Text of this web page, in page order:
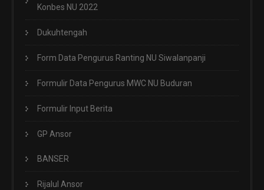
Konbes NU 2022
Dukuhtengah
Form Data Pengurus Ranting NU Siwalanpanji
Formulir Data Pengurus MWC NU Buduran
Formulir Input Berita
GP Ansor
BANSER
Rijalul Ansor